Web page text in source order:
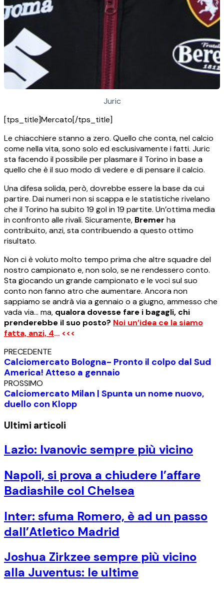
Juric
[tps_title]Mercato[/tps_title]
Le chiacchiere stanno a zero. Quello che conta, nel calcio
come nella vita, sono solo ed esclusivamente i fatti. Juric
sta facendo il possibile per plasmare il Torino in base a
quello che è il suo modo di vedere e di pensare il calcio.
Una difesa solida, però, dovrebbe essere la base da cui
partire. Dai numeri non si scappa e le statistiche rivelano
che il Torino ha subito 19 gol in 19 partite. Un’ottima media
in confronto alle rivali. Sicuramente, Bremer ha
contribuito, anzi, sta contribuendo a questo ottimo
risultato.
Non ci è voluto molto tempo prima che altre squadre del
nostro campionato e, non solo, se ne rendessero conto.
Sta giocando un grande campionato e le voci sul suo
conto non fanno atro che aumentare. Ancora non
sappiamo se andrà via a gennaio o a giugno, ammesso che
vada via… ma, qualora dovesse fare i bagagli, chi
prenderebbe il suo posto? Noi un’idea ce la siamo
fatta, anzi, 4… <<<
PRECEDENTE
Calciomercato Bologna- Pronto il colpo dal Sud
America! Atteso a gennaio
PROSSIMO
Calciomercato Milan | Spunta un nome nuovo,
duello con Klopp
Ultimi articoli
Lazio: Ivanovic sempre più vicino
Napoli, si prova a chiudere l’affare
Badiashile col Chelsea
Inter: sfuma Romero, è ad un passo
dall’Atletico Madrid
Joshua Zirkzee sempre più vicino
alla Juventus: le ultime